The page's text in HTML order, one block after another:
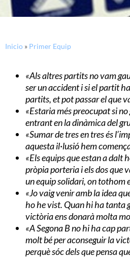
Inicio » Primer Equip
«Als altres partits no vam
ser un accident i si el partit
partits, et pot passar el que
«Estaria més preocupat si
entrant en la dinàmica del
«Sumar de tres en tres és
aquesta il·lusió hem
«Els equips que estan a dalt
pròpia porteria i els dos que
un equip solidari, on tothom
«Jo vaig venir amb la idea
ho he vist. Quan hi ha tanta
victòria ens donarà molta
«A Segona B no hi ha cap
molt bé per aconseguir la
perquè sóc dels que pensa